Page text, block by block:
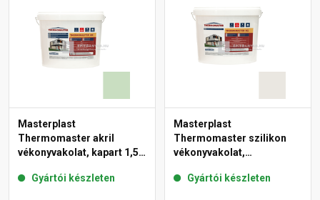
Masterplast
Thermomaster akril
vékonyvakolat, kapart 1,5
Gyártói készleten
Masterplast
Thermomaster szilikon
vékonyvakolat,
45-F 25 kg
Gyártói készleten